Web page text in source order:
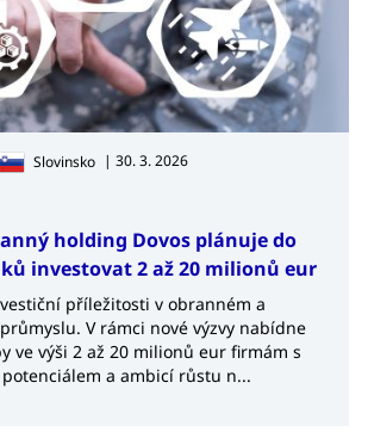
Slovinsko | 30. 3. 2026
holding Dovos plánuje do
investovat 2 až 20 milionů eur
příležitosti v obranném a
V rámci nové výzvy nabídne
ve výši 2 až 20 milionů eur firmám s
a ambicí růstu n...